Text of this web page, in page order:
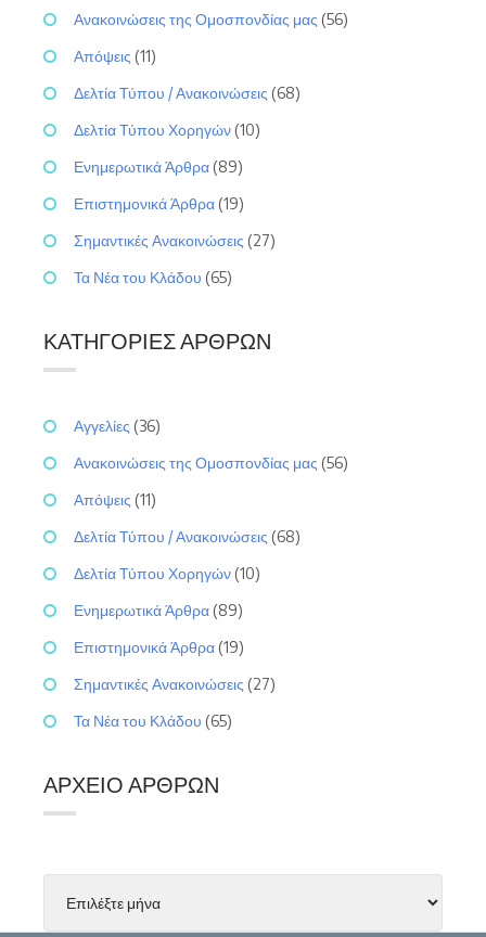
Ανακοινώσεις της Ομοσπονδίας μας (56)
Απόψεις (11)
Δελτία Τύπου / Ανακοινώσεις (68)
Δελτία Τύπου Χορηγών (10)
Ενημερωτικά Άρθρα (89)
Επιστημονικά Άρθρα (19)
Σημαντικές Ανακοινώσεις (27)
Τα Νέα του Κλάδου (65)
ΚΑΤΗΓΟΡΊΕΣ ΆΡΘΡΩΝ
Αγγελίες (36)
Ανακοινώσεις της Ομοσπονδίας μας (56)
Απόψεις (11)
Δελτία Τύπου / Ανακοινώσεις (68)
Δελτία Τύπου Χορηγών (10)
Ενημερωτικά Άρθρα (89)
Επιστημονικά Άρθρα (19)
Σημαντικές Ανακοινώσεις (27)
Τα Νέα του Κλάδου (65)
ΑΡΧΕΊΟ ΆΡΘΡΩΝ